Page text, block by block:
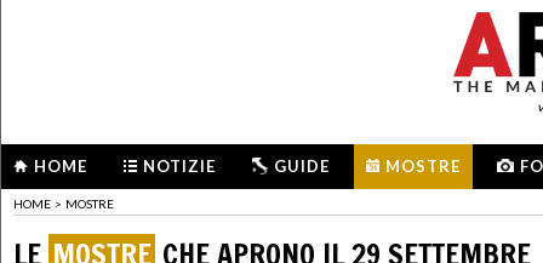
HOME NOTIZIE GUIDE MOSTRE
HOME > MOSTRE
LE MOSTRE CHE APRONO IL 29 SETTEMBRE